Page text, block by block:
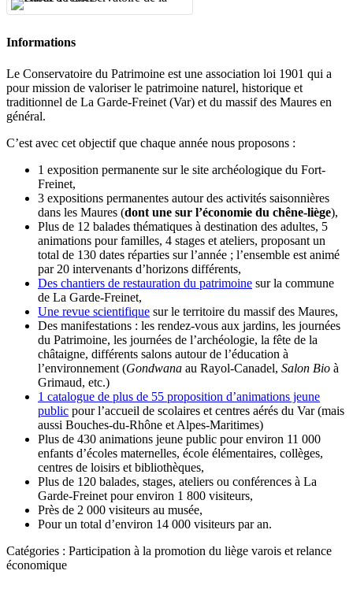
Informations
Le Conservatoire du Patrimoine est une association loi 1901 qui a
pour mission de valoriser le patrimoine naturel, historique et
traditionnel de La Garde-Freinet (Var) et du massif des Maures en
général.
C’est avec cet objectif que chaque année nous proposons :
1 exposition permanente sur le site archéologique du Fort-
Freinet,
3 expositions permanentes autour des activités saisonnières
dans les Maures (dont une sur l’économie du chêne-liège),
Plus de 12 balades thématiques à destination des adultes, 5
animations pour familles, 4 stages et ateliers, proposant un
total de 130 dates réparties sur l’année ; l’ensemble est animé
par 20 intervenants d’horizons différents,
Des chantiers de restauration du patrimoine sur la commune
de La Garde-Freinet,
Une revue scientifique sur le territoire du massif des Maures,
Des manifestations : les rendez-vous aux jardins, les journées
du Patrimoine, les journées de l’archéologie, la fête de la
châtaigne, différents salons autour de l’éducation à
l’environnement (Gondwana au Rayol-Canadel, Salon Bio à
Grimaud, etc.)
1 catalogue de plus de 55 proposition d’animations jeune
public pour l’accueil de scolaires et centres aérés du Var (mais
aussi Bouches-du-Rhône et Alpes-Maritimes)
Plus de 430 animations jeune public pour environ 11 000
enfants d’écoles maternelles, école élémentaires, collèges,
centres de loisirs et bibliothèques,
Plus de 120 balades, stages, ateliers ou conférences à La
Garde-Freinet pour environ 1 800 visiteurs,
Près de 2 000 visiteurs au musée,
Pour un total d’environ 14 000 visiteurs par an.
Catégories : Participation à la promotion du liège varois et relance
économique